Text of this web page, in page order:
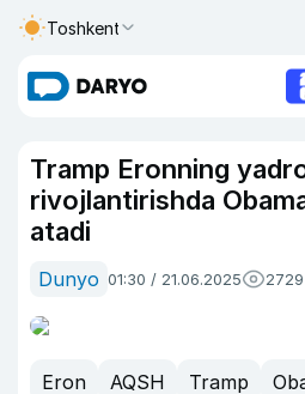
Toshkent
Tramp Eronning
rivojlantirishda
atadi
Dunyo 01:30 / 21.06.2025 2729
Eron AQSH Tramp